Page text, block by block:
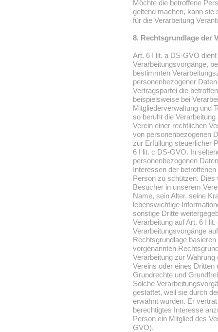
Möchte die betroffene
geltend machen, kann sie
für die Verarbeitung
8. Rechtsgrundlage der
Art. 6 I lit. a DS-GVO
Verarbeitungsvorgänge,
bestimmten
personenbezogener
Vertragspartei die
beispielsweise bei
Mitgliederverwaltung und
so beruht die
Verein einer rechtlichen
von personenbezogenen
zur Erfüllung steuerlicher
6 I lit. c DS-GVO. In
personenbezogenen
Interessen der
Person zu schützen. Dies
Besucher in unserem
Name, sein Alter, seine
lebenswichtige
sonstige Dritte
Verarbeitung auf Art. 6 I
Verarbeitungsvorgänge
Rechtsgrundlage
vorgenannten
Verarbeitung zur
Vereins oder eines
Grundrechte und
Solche
gestattet, weil sie durch
erwähnt wurden. Er
berechtigtes Interesse
Person ein Mitglied des
GVO).